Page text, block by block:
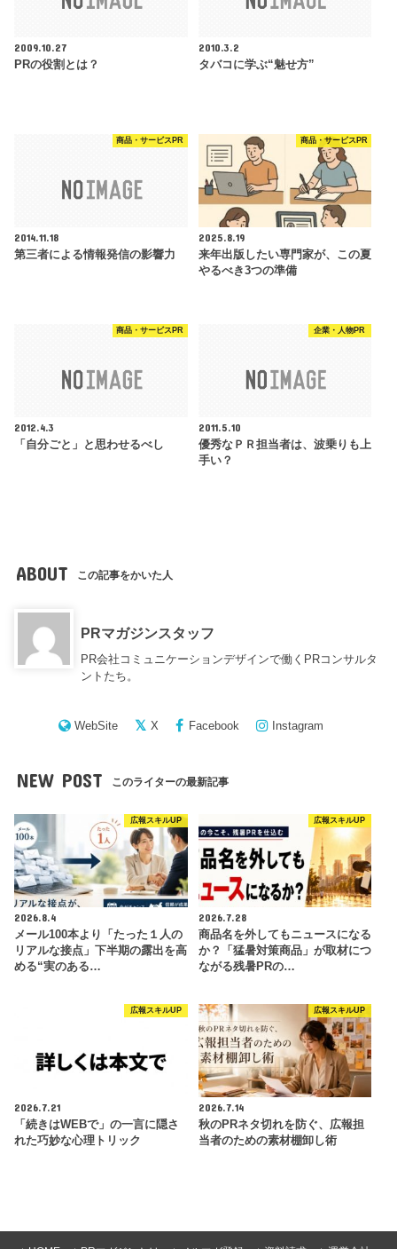
2009.10.27
PRの役割とは？
2010.3.2
タバコに学ぶ“魅せ方”
商品・サービスPR
2014.11.18
第三者による情報発信の影響力
商品・サービスPR
2025.8.19
来年出版したい専門家が、この夏
やるべき3つの準備
商品・サービスPR
2012.4.3
「自分ごと」と思わせるべし
企業・人物PR
2011.5.10
優秀なＰＲ担当者は、波乗りも上
手い？
ABOUT この記事をかいた人
PRマガジンスタッフ
PR会社コミュニケーションデザインで働くPRコンサルタ
ントたち。
WebSite X Facebook Instagram
NEW POST このライターの最新記事
広報スキルUP
2026.8.4
メール100本より「たった１人の
リアルな接点」下半期の露出を高
める“実のある…
広報スキルUP
2026.7.28
商品名を外してもニュースになる
か？「猛暑対策商品」が取材につ
ながる残暑PRの…
広報スキルUP
2026.7.21
「続きはWEBで」の一言に隠さ
れた巧妙な心理トリック
広報スキルUP
2026.7.14
秋のPRネタ切れを防ぐ、広報担
当者のための素材棚卸し術